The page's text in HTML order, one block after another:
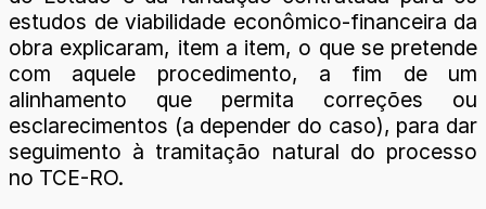
estudos de viabilidade econômico-financeira da
obra explicaram, item a item, o que se pretende
com aquele procedimento, a fim de um
alinhamento que permita correções ou
esclarecimentos (a depender do caso), para dar
seguimento à tramitação natural do processo
no TCE-RO.